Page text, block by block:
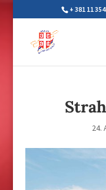
+ 381 11
24.